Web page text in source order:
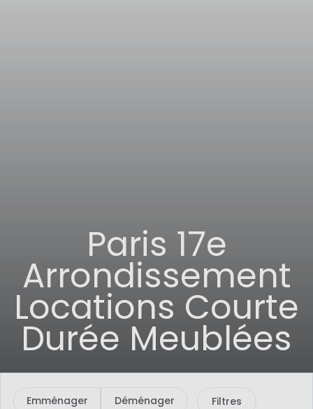
Paris 17e
Arrondissement
Locations Courte
Durée Meublées
Emménager Déménager Filtres